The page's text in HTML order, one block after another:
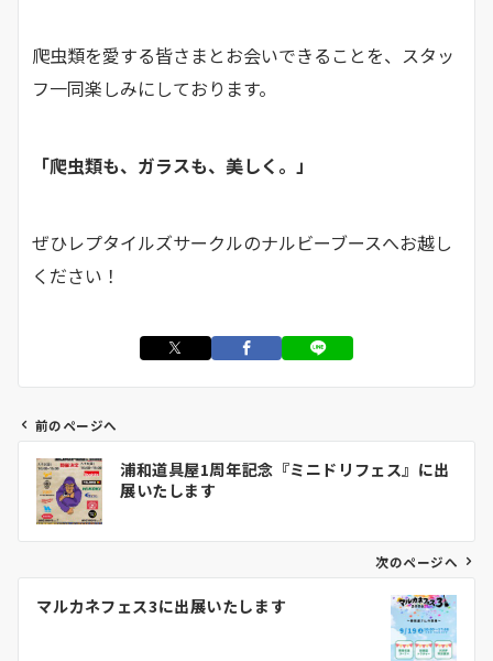
爬虫類を愛する皆さまとお会いできることを、スタッ
フ一同楽しみにしております。
「爬虫類も、ガラスも、美しく。」
ぜひレプタイルズサークルのナルビーブースへお越し
ください！
ビ
前のページへ
浦和道具屋1周年記念『ミニドリフェス』に出
展いたします
次のページへ
マルカネフェス3に出展いたします